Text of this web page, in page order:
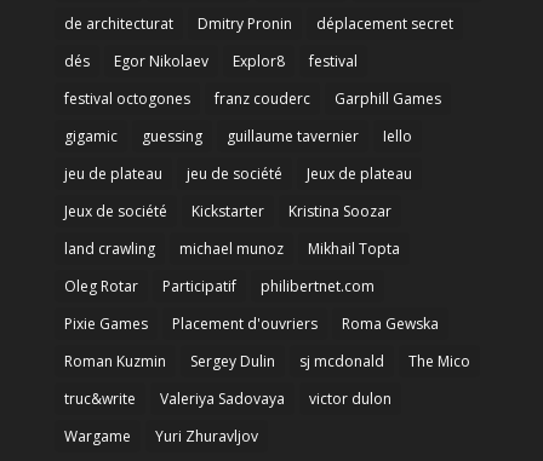
de architecturat
Dmitry Pronin
déplacement secret
dés
Egor Nikolaev Explor8
festival
festival octogones
franz couderc
Garphill Games
gigamic
guessing guillaume tavernier
Iello
jeu de plateau
jeu de société
Jeux de plateau
Jeux de société
Kickstarter
Kristina Soozar
land crawling
michael munoz
Mikhail Topta
Oleg Rotar
Participatif
philibertnet.com
Pixie Games
Placement d'ouvriers
Roma Gewska
Roman Kuzmin
Sergey Dulin sj mcdonald
The Mico
truc&write
Valeriya Sadovaya
victor dulon
Wargame
Yuri Zhuravljov